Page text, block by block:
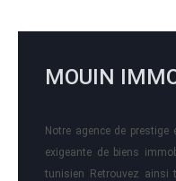
MOUIN
Notre agence de prestige
exigeante de biens
tunisien Retrouvez ainsi